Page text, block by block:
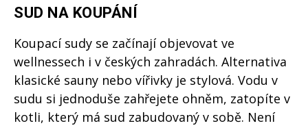
SUD NA KOUPÁNÍ
Koupací sudy se začínají objevovat ve
wellnessech i v českých zahradách. Alternativa
klasické sauny nebo vířivky je stylová. Vodu v
sudu si jednoduše zahřejete ohněm, zatopíte v
kotli, který má sud zabudovaný v sobě. Není